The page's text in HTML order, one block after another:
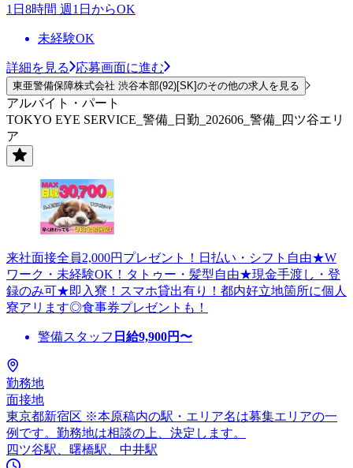
1日8時間 週1日からOK
未経験OK
詳細を見る 応募画面に進む
東亜警備保障株式会社 渋谷本部(92)[SK]のその他の求人を見る
アルバイト・パート
TOKYO EYE SERVICE_警備_日勤_202606_警備_四ツ谷エリ
ア
来社面接全員2,000円プレゼント！日払い・シフト自由★W
ワーク・未経験OK！タトゥー・髪型自由★現金手渡し・登
録のみ可★即入寮！スマホ貸出有り！都内好立地箇所に個人
寮アリます◎食事券プレゼントも！
警備スタッフ 日給9,900円〜
勤務地
面接地
東京都新宿区 ※本原稿内の駅・エリア名は募集エリアの一
例です。勤務地は相談の上、決定します。
四ツ谷駅、曙橋駅、中井駅